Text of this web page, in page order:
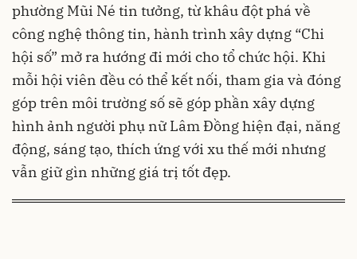
phường Mũi Né tin tưởng, từ khâu đột phá về
công nghệ thông tin, hành trình xây dựng “Chi
hội số” mở ra hướng đi mới cho tổ chức hội. Khi
mỗi hội viên đều có thể kết nối, tham gia và đóng
góp trên môi trường số sẽ góp phần xây dựng
hình ảnh người phụ nữ Lâm Đồng hiện đại, năng
động, sáng tạo, thích ứng với xu thế mới nhưng
vẫn giữ gìn những giá trị tốt đẹp.